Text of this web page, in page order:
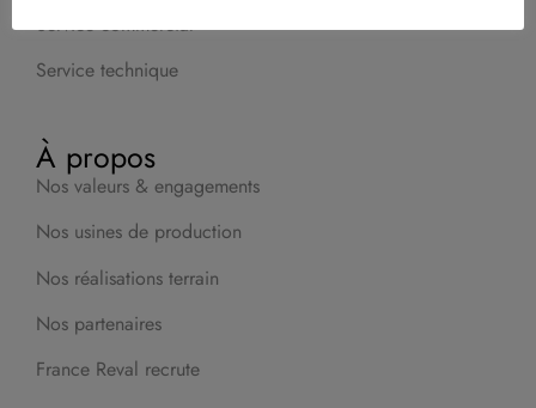
Service commercial
Service technique
À propos
Nos valeurs & engagements
Nos usines de production
Nos réalisations terrain
Nos partenaires
France Reval recrute